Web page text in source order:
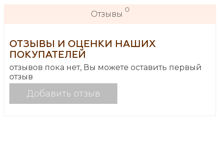
Отзывы 0
ОТЗЫВЫ И ОЦЕНКИ НАШИХ
ПОКУПАТЕЛЕЙ
отзывов пока нет, Вы можете оставить первый
отзыв
Добавить отзыв